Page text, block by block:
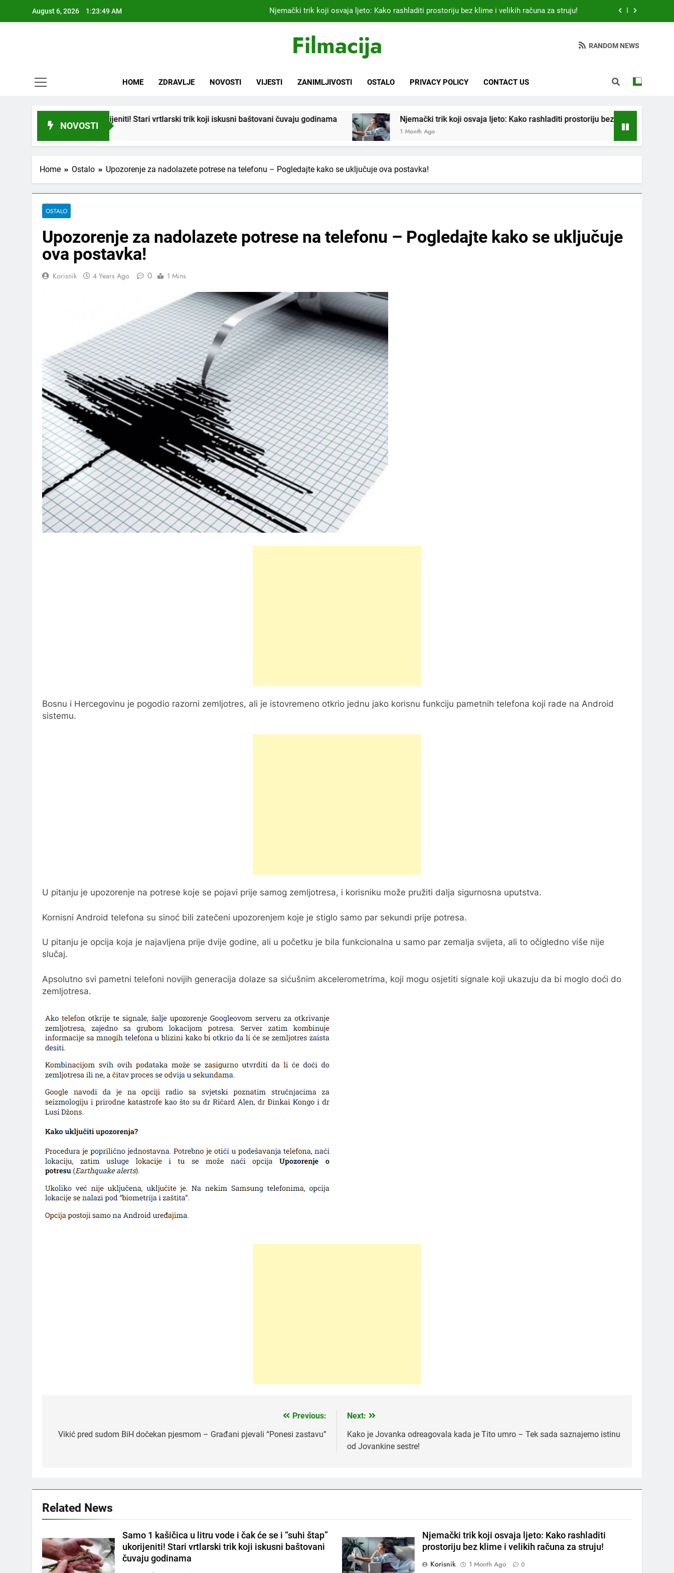
August 6, 2026 1:23:50 AM
Njemački trik koji osvaja ljeto: Kako rashladiti prostoriju bez klime i velikih računa za struju!
Nikada se ne bi sjetili: Sve fleke sa odjeće skida jedno sredstvo koje svi imamo u kući
čuvaju godinama
Kardiolog koji već 20 godina liječi pacijente nakon infarkta otkrio: Ove 4 jutarnje navike nikada ne
praktikujem prije 9 sati – mnogi ih rade svakog dana!
Nikada se ne bi sjetili: Sve fleke sa odjeće skida jedno sredstvo koje svi imamo u kući
Filmacija RANDOM NEWS
HOME ZDRAVLJE NOVOSTI VIJESTI ZANIMLJIVOSTI OSTALO PRIVACY POLICY CONTACT US
NOVOSTI
štap” ukorijeniti! Stari vrtlarski trik koji iskusni baštovani čuvaju godinama Njemački trik koji osvaja ljeto: Kako rashladiti prostoriju bez klime i velikih računa za struju!
1 Month Ago
Home Ostalo Upozorenje za nadolazete potrese na telefonu – Pogledajte kako se uključuje ova postavka!
OSTALO
Upozorenje za nadolazete potrese na telefonu – Pogledajte kako se uključuje
ova postavka!
Korisnik 4 Years Ago 0 1 Mins
Bosnu i Hercegovinu je pogodio razorni zemljotres, ali je istovremeno otkrio jednu jako korisnu funkciju pametnih telefona koji rade na Android
sistemu.
U pitanju je upozorenje na potrese koje se pojavi prije samog zemljotresa, i korisniku može pružiti dalja sigurnosna uputstva.
Kornisni Android telefona su sinoć bili zatečeni upozorenjem koje je stiglo samo par sekundi prije potresa.
U pitanju je opcija koja je najavljena prije dvije godine, ali u početku je bila funkcionalna u samo par zemalja svijeta, ali to očigledno više nije
slučaj.
Apsolutno svi pametni telefoni novijih generacija dolaze sa sićušnim akcelerometrima, koji mogu osjetiti signale koji ukazuju da bi moglo doći do
zemljotresa.
navigation
Previous:
Vikić pred sudom BiH dočekan pjesmom – Građani pjevali “Ponesi zastavu”
Next:
Kako je Jovanka odreagovala kada je Tito umro – Tek sada saznajemo istinu
od Jovankine sestre!
Related News
Samo 1 kašičica u litru vode i čak će se i “suhi štap”
ukorijeniti! Stari vrtlarski trik koji iskusni baštovani
čuvaju godinama
Njemački trik koji osvaja ljeto: Kako rashladiti
prostoriju bez klime i velikih računa za struju!
Korisnik
1 Month Ago 0
6
ČISTAČ JETRE: Uzmite gutljaj
raditi kao sat, zaboravit ćete
na loše varenje
OSTALO
7
Tračevi su njihova glavna
raditi kao sat, zaboravit ćete
na loše varenje
OSTALO
7